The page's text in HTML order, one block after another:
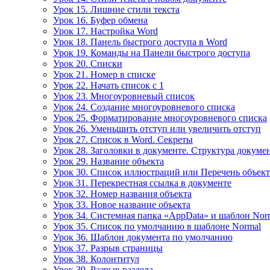
Урок 15. Лишние стили текста
Урок 16. Буфер обмена
Урок 17. Настройка Word
Урок 18. Панель быстрого доступа в Word
Урок 19. Команды на Панели быстрого доступа
Урок 20. Списки
Урок 21. Номер в списке
Урок 22. Начать список с 1
Урок 23. Многоуровневый список
Урок 24. Создание многоуровневого списка
Урок 25. Форматирование многоуровневого списка
Урок 26. Уменьшить отступ или увеличить отступ
Урок 27. Список в Word. Секреты
Урок 28. Заголовки в документе. Структура
Урок 29. Название объекта
Урок 30. Список иллюстраций или Перечень
Урок 31. Перекрестная ссылка в документе
Урок 32. Номер названия объекта
Урок 33. Новое название объекта
Урок 34. Системная папка «AppData» и шаблон
Урок 35. Список по умолчанию в шаблоне Normal
Урок 36. Шаблон документа по умолчанию
Урок 37. Разрыв страницы
Урок 38. Колонтитул